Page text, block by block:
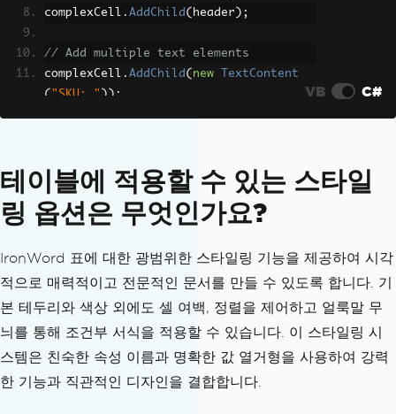
doc
. AddTable (table );
doc.Save ( "document.docx"
complexCell . AddChild ( header );
// Add multiple text elements
complexCell . AddChild ( new
TextContent
( "SKU: " ));
"\nPrice: $49.99"));
// Cells can also contain lists, image
// This demonstrates the versatility o
f table cells in IronWord
VB C#
테이블에 적용할 수 있는 스타일
링 옵션은 무엇인가요?
IronWord 표에 대한 광범위한 스타일링 기능을 제공하여 시각
적으로 매력적이고 전문적인 문서를 만들 수 있도록 합니다. 기
본 테두리와 색상 외에도 셀 여백, 정렬을 제어하고 얼룩말 무
늬를 통해 조건부 서식을 적용할 수 있습니다. 이 스타일링 시
스템은 친숙한 속성 이름과 명확한 값 열거형을 사용하여 강력
한 기능과 직관적인 디자인을 결합합니다.